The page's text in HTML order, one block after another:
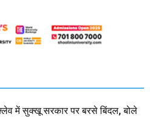
में सुक्खू सरकार पर बरसे बिंदल, बोले